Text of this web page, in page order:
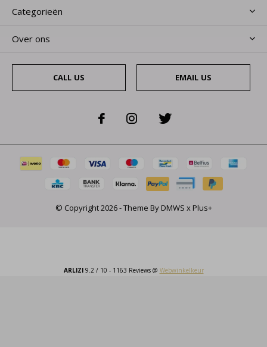
Categorieën
Over ons
CALL US EMAIL US
© Copyright2026- Theme ByDMWS x Plus+
ARLIZI9.2 / 10 - 1163 Reviews @ Webwinkelkeur